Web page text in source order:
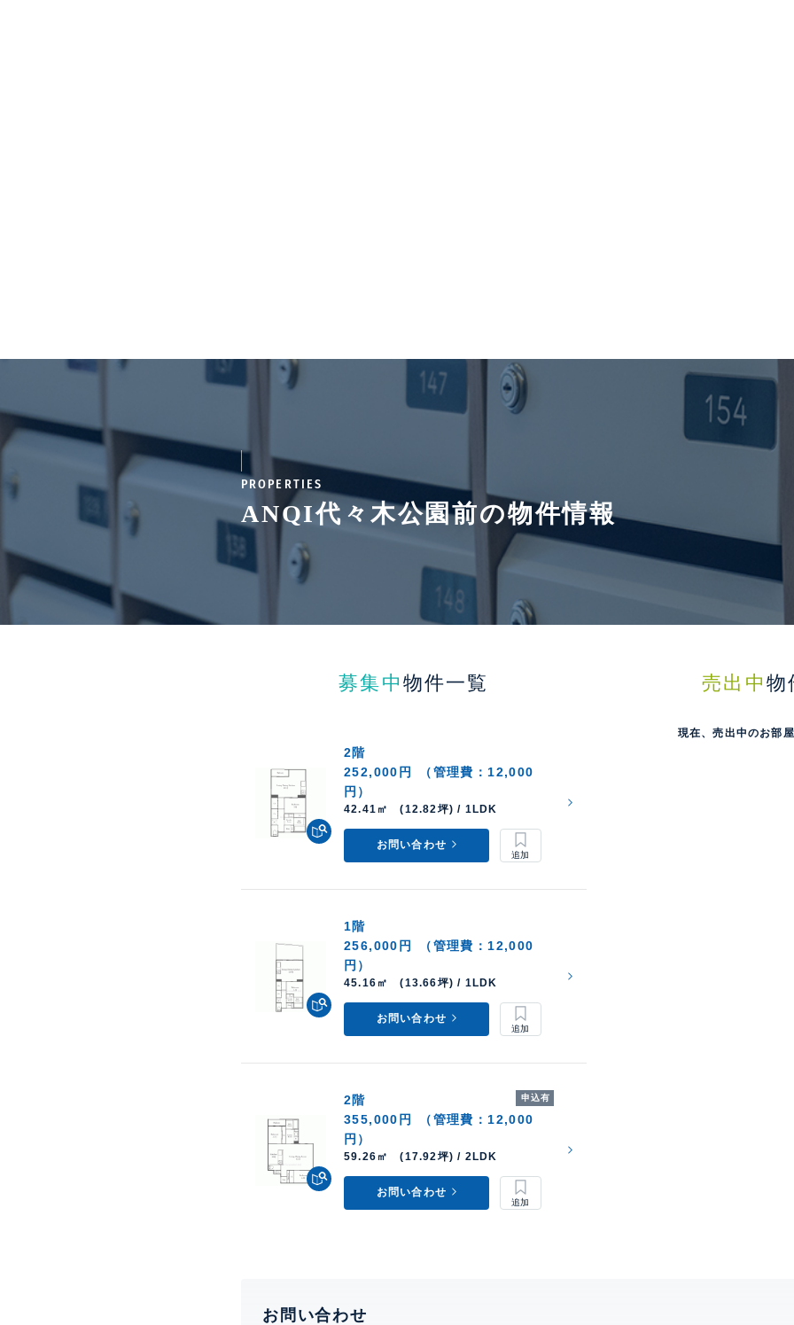
PROPERTIES
ANQI代々木公園前の物件情報
募集中 物件一覧
2階
252,000円
（管理費：12,000
円）
42.41㎡ (12.82坪) / 1LDK
お問い合わせ
1階
256,000円
（管理費：12,000
円）
45.16㎡ (13.66坪) / 1LDK
お問い合わせ
申込有
2階
355,000円
（管理費：12,000
円）
59.26㎡ (17.92坪) / 2LDK
お問い合わせ
売出中 物
現在、売出中のお部
お問い合わせ